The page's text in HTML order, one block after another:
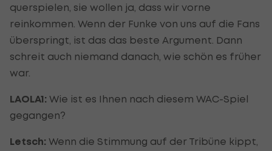
querspielen, sie wollen ja, dass wir vorne
reinkommen. Wenn der Funke von uns auf die Fans
überspringt, ist das das beste Argument. Dann
schreit auch niemand danach, wie schön es früher
war.
LAOLA1: Wie ist es Ihnen nach diesem WAC-Spiel
gegangen?
Letsch: Wenn die Stimmung auf der Tribüne kippt,